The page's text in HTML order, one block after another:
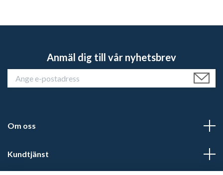
Anmäl dig till vår nyhetsbrev
Om oss
Kundtjänst